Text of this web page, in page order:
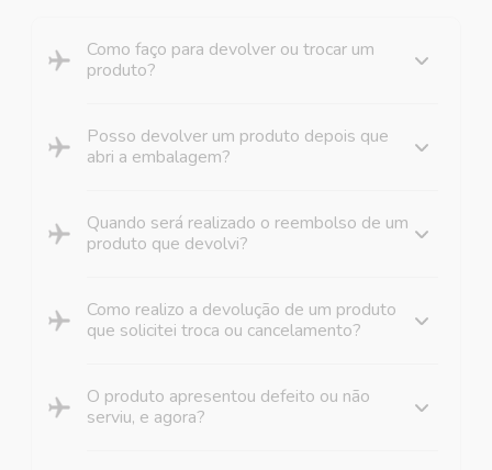
Como faço para devolver ou trocar um
produto?
Posso devolver um produto depois que
abri a embalagem?
Quando será realizado o reembolso de um
produto que devolvi?
Como realizo a devolução de um produto
que solicitei troca ou cancelamento?
O produto apresentou defeito ou não
serviu, e agora?